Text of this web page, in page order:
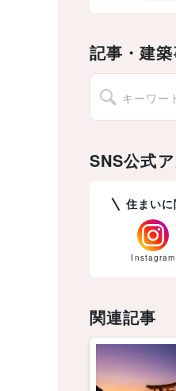
記事・建
SNS公式
住まい
Instagram
関連記事